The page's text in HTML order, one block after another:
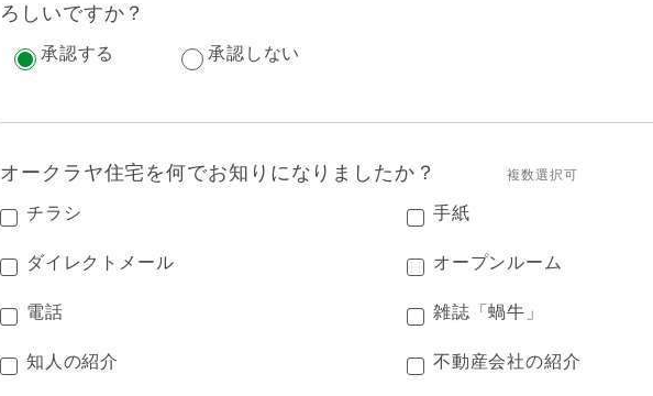
ろしいですか？
承認する 承認しない
オークラヤ住宅を何でお知りになりましたか？ 複数選択可
チラシ 手紙
ダイレクトメール オープンルーム
電話 雑誌「蝸牛」
知人の紹介 不動産会社の紹介